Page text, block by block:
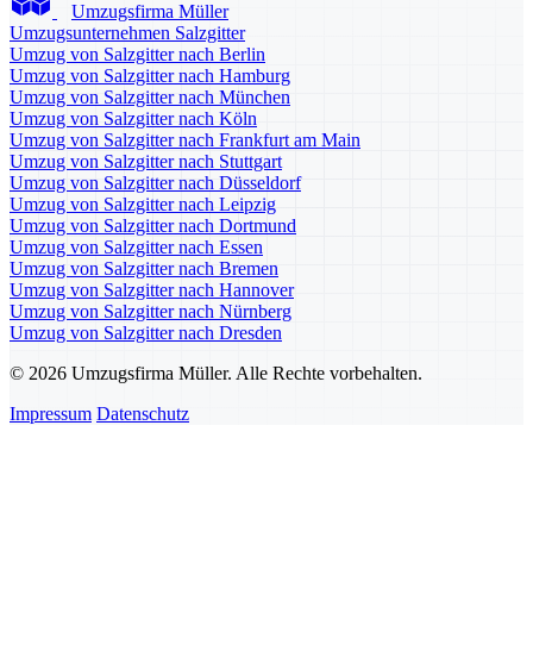
Umzugsfirma Müller
Umzugsunternehmen Salzgitter
Umzug von Salzgitter nach Berlin
Umzug von Salzgitter nach Hamburg
Umzug von Salzgitter nach München
Umzug von Salzgitter nach Köln
Umzug von Salzgitter nach Frankfurt am Main
Umzug von Salzgitter nach Stuttgart
Umzug von Salzgitter nach Düsseldorf
Umzug von Salzgitter nach Leipzig
Umzug von Salzgitter nach Dortmund
Umzug von Salzgitter nach Essen
Umzug von Salzgitter nach Bremen
Umzug von Salzgitter nach Hannover
Umzug von Salzgitter nach Nürnberg
Umzug von Salzgitter nach Dresden
© 2026 Umzugsfirma Müller. Alle Rechte vorbehalten.
Impressum Datenschutz